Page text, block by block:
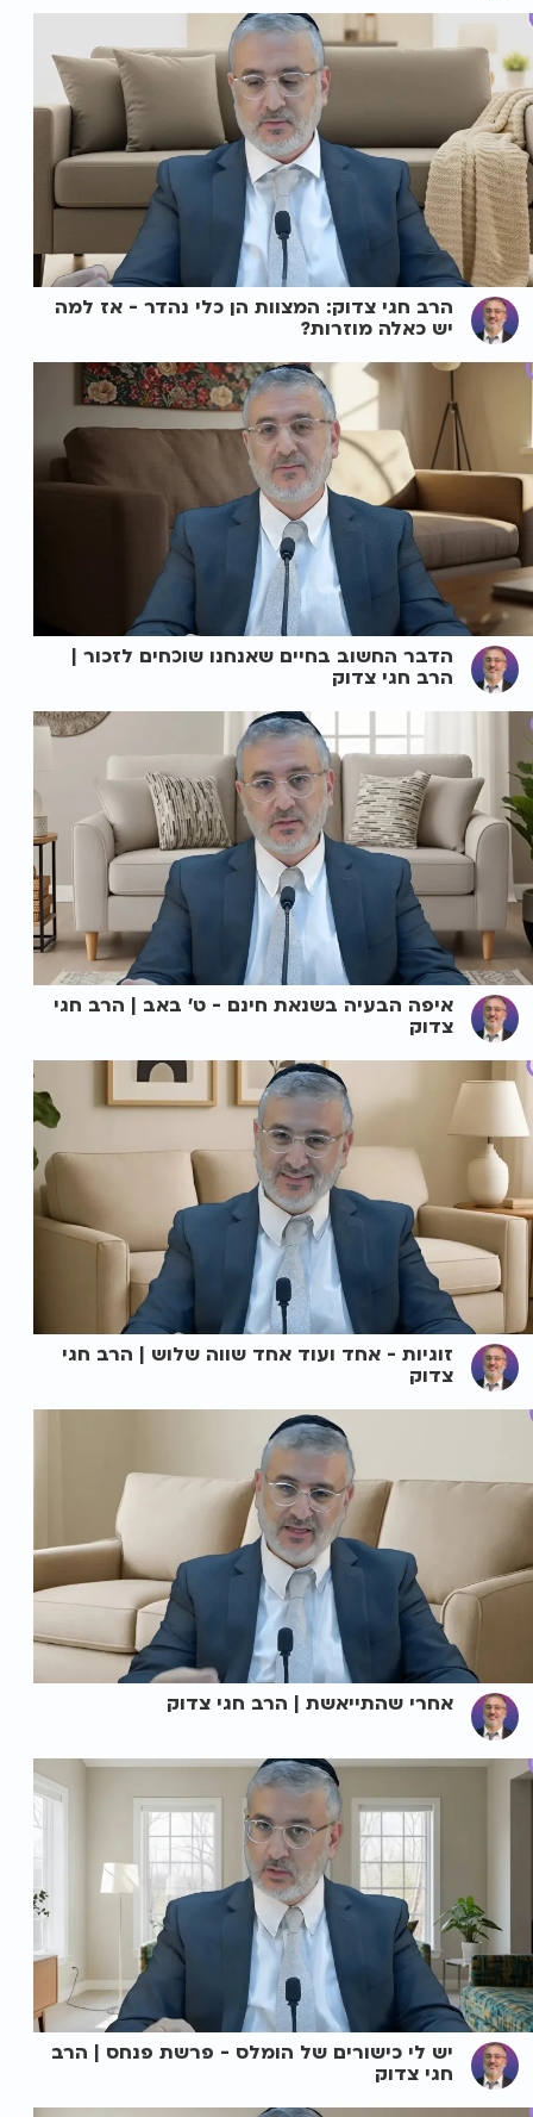
הרב חגי צדוק: המצוות הן כלי נהדר - אז למה
יש כאלה מוזרות?
הדבר החשוב בחיים שאנחנו שוכחים לזכור |
הרב חגי צדוק
איפה הבעיה בשנאת חינם - ט' באב | הרב חגי
צדוק
זוגיות - אחד ועוד אחד שווה שלוש | הרב חגי
צדוק
אחרי שהתייאשת | הרב חגי צדוק
יש לי כישורים של הומלס - פרשת פנחס | הרב
חגי צדוק